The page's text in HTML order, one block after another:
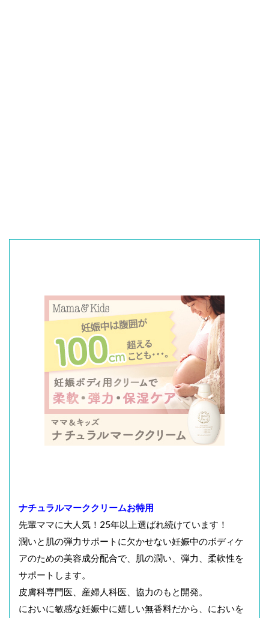
ナチュラルマーククリームお特用
先輩ママに大人気！25年以上選ばれ続けています！
潤いと肌の弾力サポートに欠かせない妊娠中のボディケ
アのための美容成分配合で、肌の潤い、弾力、柔軟性を
サポートします。
皮膚科専門医、産婦人科医、協力のもと開発。
においに敏感な妊娠中に嬉しい無香料だから、においを